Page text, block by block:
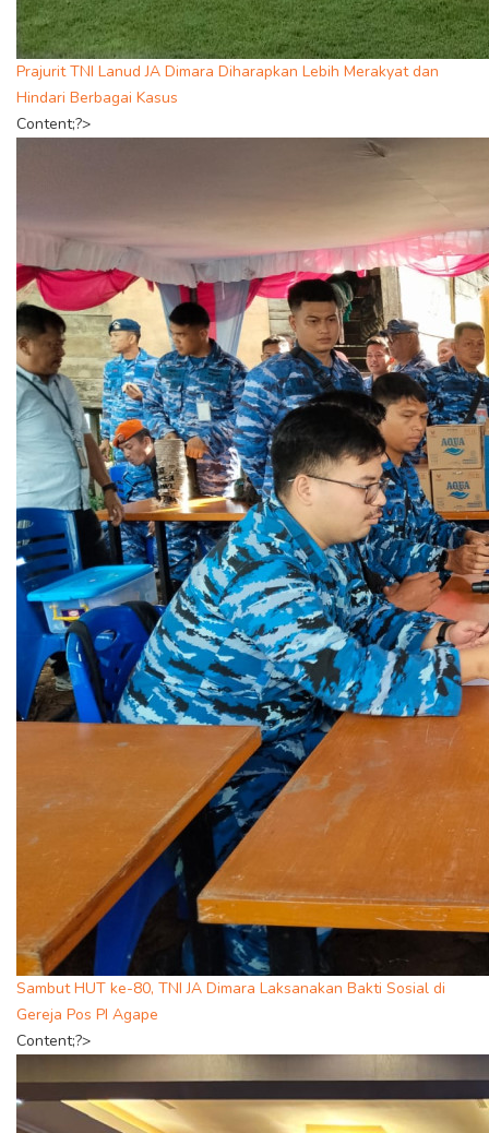
Prajurit TNI Lanud JA Dimara Diharapkan Lebih Merakyat dan
Hindari Berbagai Kasus
Content;?>
Sambut HUT ke-80, TNI JA Dimara Laksanakan Bakti Sosial di
Gereja Pos PI Agape
Content;?>